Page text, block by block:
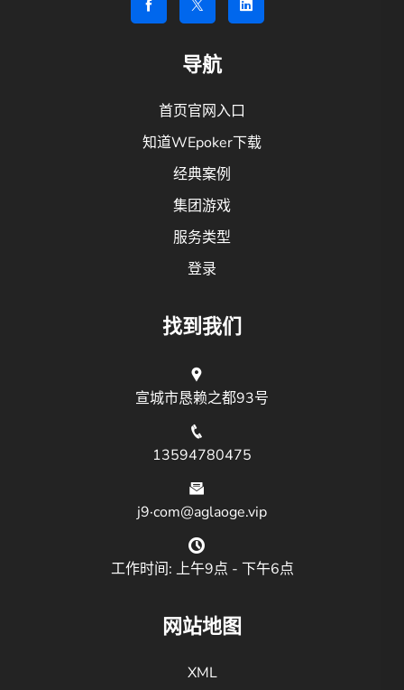
导航
首页官网入口
知道WEpoker下载
经典案例
集团游戏
服务类型
登录
找到我们
宣城市恳赖之都93号
13594780475
j9·com@aglaoge.vip
工作时间: 上午9点 - 下午6点
网站地图
XML